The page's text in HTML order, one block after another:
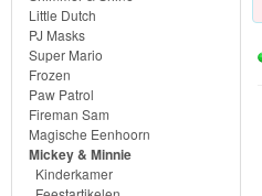
Annabell
Knuffels
Schleich
Enchantimals
Little Dutch
PJ Masks
Super Mario
Frozen
Paw Patrol
Fireman Sam
Magische Eenhoorn
Mickey & Minnie
Kinderkamer